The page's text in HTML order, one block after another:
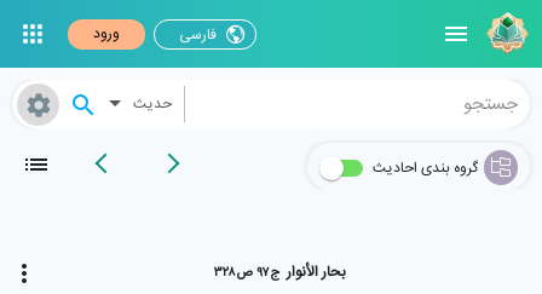
فارسی ورود
حدیث
گروه بندی احادیث
بحار الأنوار ج۹۷ ص۳۲۸